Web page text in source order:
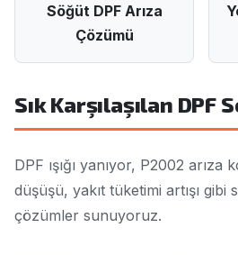
Söğüt DPF Arıza
Çözümü
Sık Karşılaşılan DPF
DPF ışığı yanıyor, P2002
düşüşü, yakıt tüketimi artışı
çözümler sunuyoruz.